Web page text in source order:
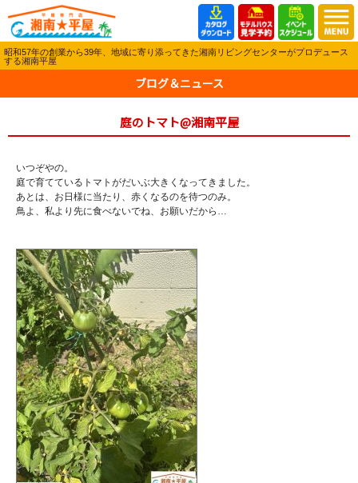
昭和57年の創業から39年、地域に寄り添ってきた湘南リビングセンターがプロデュース
する湘南平屋
ブログ＆ニュース
庭のトマト@湘南平屋
いつぞやの。
庭で育てているトマトがだいぶ大きくなってきました。
あとは、お日様に当たり、赤くなるのを待つのみ。
鳥よ、私より先に食べないでね、お願いだから…